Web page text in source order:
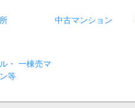
中古マンション
・ 一棟売マ
等